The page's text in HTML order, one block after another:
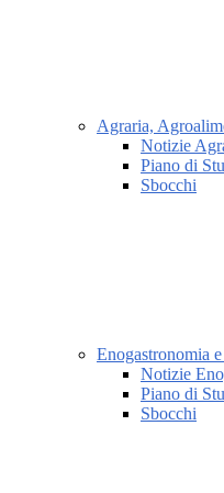
Agraria,
Notizie
Piano di
Sbocchi
Enogastronomia
Notizie
Piano di
Sbocchi